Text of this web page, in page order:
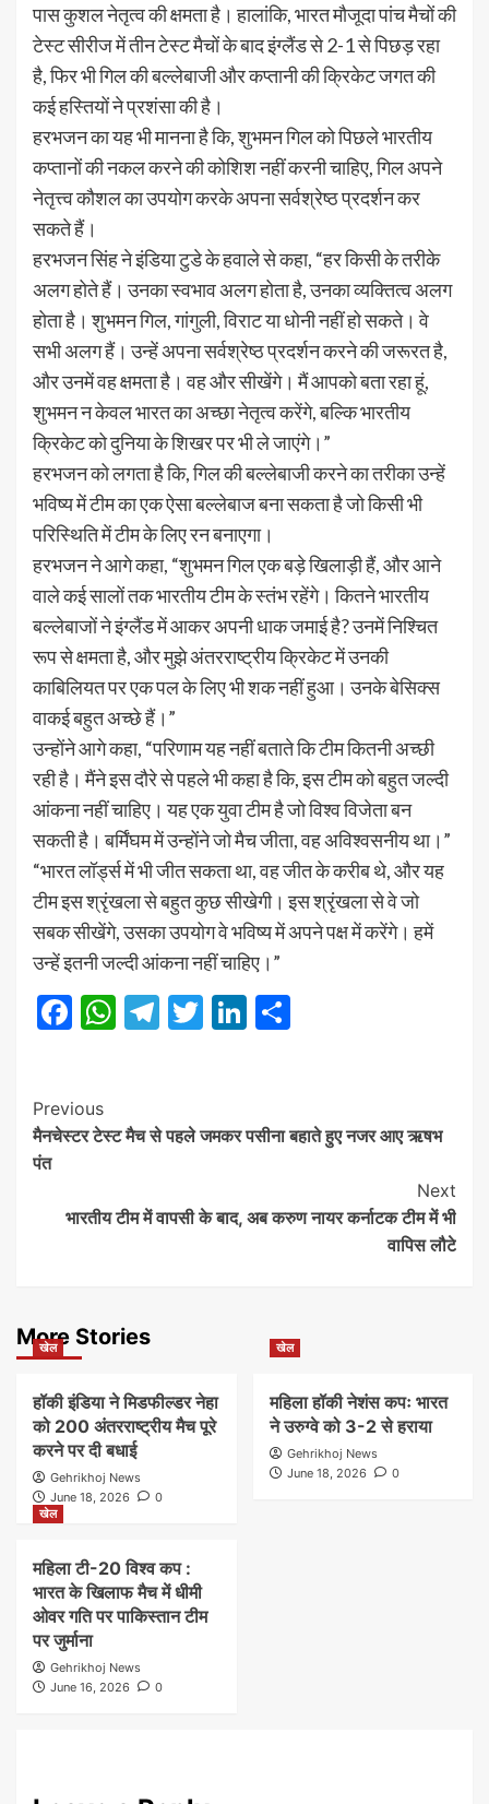
पास कुशल नेतृत्व की क्षमता है। हालांकि, भारत मौजूदा पांच मैचों की
टेस्ट सीरीज में तीन टेस्ट मैचों के बाद इंग्लैंड से 2-1 से पिछड़ रहा
है, फिर भी गिल की बल्लेबाजी और कप्तानी की क्रिकेट जगत की
कई हस्तियों ने प्रशंसा की है।
हरभजन का यह भी मानना है कि, शुभमन गिल को पिछले भारतीय
कप्तानों की नकल करने की कोशिश नहीं करनी चाहिए, गिल अपने
नेतृत्त्व कौशल का उपयोग करके अपना सर्वश्रेष्ठ प्रदर्शन कर
सकते हैं।
हरभजन सिंह ने इंडिया टुडे के हवाले से कहा, “हर किसी के तरीके
अलग होते हैं। उनका स्वभाव अलग होता है, उनका व्यक्तित्व अलग
होता है। शुभमन गिल, गांगुली, विराट या धोनी नहीं हो सकते। वे
सभी अलग हैं। उन्हें अपना सर्वश्रेष्ठ प्रदर्शन करने की जरूरत है,
और उनमें वह क्षमता है। वह और सीखेंगे। मैं आपको बता रहा हूं,
शुभमन न केवल भारत का अच्छा नेतृत्व करेंगे, बल्कि भारतीय
क्रिकेट को दुनिया के शिखर पर भी ले जाएंगे।”
हरभजन को लगता है कि, गिल की बल्लेबाजी करने का तरीका उन्हें
भविष्य में टीम का एक ऐसा बल्लेबाज बना सकता है जो किसी भी
परिस्थिति में टीम के लिए रन बनाएगा।
हरभजन ने आगे कहा, “शुभमन गिल एक बड़े खिलाड़ी हैं, और आने
वाले कई सालों तक भारतीय टीम के स्तंभ रहेंगे। कितने भारतीय
बल्लेबाजों ने इंग्लैंड में आकर अपनी धाक जमाई है? उनमें निश्चित
रूप से क्षमता है, और मुझे अंतरराष्ट्रीय क्रिकेट में उनकी
काबिलियत पर एक पल के लिए भी शक नहीं हुआ। उनके बेसिक्स
वाकई बहुत अच्छे हैं।”
उन्होंने आगे कहा, “परिणाम यह नहीं बताते कि टीम कितनी अच्छी
रही है। मैंने इस दौरे से पहले भी कहा है कि, इस टीम को बहुत जल्दी
आंकना नहीं चाहिए। यह एक युवा टीम है जो विश्व विजेता बन
सकती है। बर्मिंघम में उन्होंने जो मैच जीता, वह अविश्वसनीय था।”
“भारत लॉर्ड्स में भी जीत सकता था, वह जीत के करीब थे, और यह
टीम इस श्रृंखला से बहुत कुछ सीखेगी। इस श्रृंखला से वे जो
सबक सीखेंगे, उसका उपयोग वे भविष्य में अपने पक्ष में करेंगे। हमें
उन्हें इतनी जल्दी आंकना नहीं चाहिए।”
Facebook
WhatsApp
Telegram
TwitterLinkedIn
Post
Navigation
Previous
मैनचेस्टर टेस्ट मैच से पहले जमकर पसीना बहाते हुए नजर आए ऋषभ
पंत
Next
भारतीय टीम में वापसी के बाद, अब करुण नायर कर्नाटक टीम में भी
वापिस लौटे
More Stories
खेल
हॉकी इंडिया ने मिडफील्डर नेहा
को 200 अंतरराष्ट्रीय मैच पूरे
करने पर दी बधाई
Gehrikhoj News
June 18, 2026
0
खेल
महिला हॉकी नेशंस कपः भारत
ने उरुग्वे को 3-2 से हराया
Gehrikhoj News
June 18, 2026
0
खेल
महिला टी-20 विश्व कप :
भारत के खिलाफ मैच में धीमी
ओवर गति पर पाकिस्तान टीम
पर जुर्माना
Gehrikhoj News
June 16, 2026
0